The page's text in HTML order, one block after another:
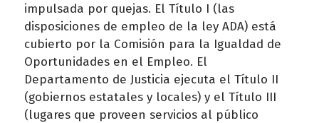
impulsada por quejas. El Título I (las
disposiciones de empleo de la ley ADA) está
cubierto por la Comisión para la Igualdad de
Oportunidades en el Empleo. El
Departamento de Justicia ejecuta el Título II
(gobiernos estatales y locales) y el Título III
(lugares que proveen servicios al público